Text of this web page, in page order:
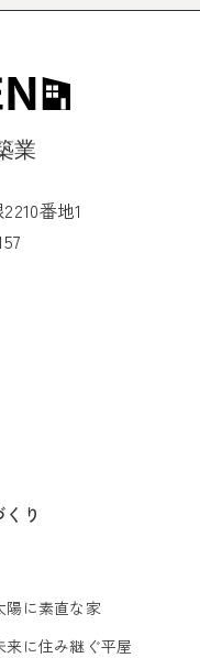
番地1
り
陽に素直な家
来に住み継ぐ平屋